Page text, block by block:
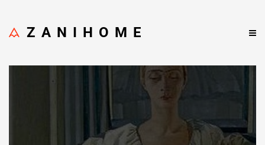
ZANIHOME